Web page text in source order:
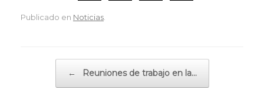
Publicado en Noticias
← Reuniones de trabajo en la…